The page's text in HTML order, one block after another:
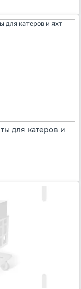
для катеров и